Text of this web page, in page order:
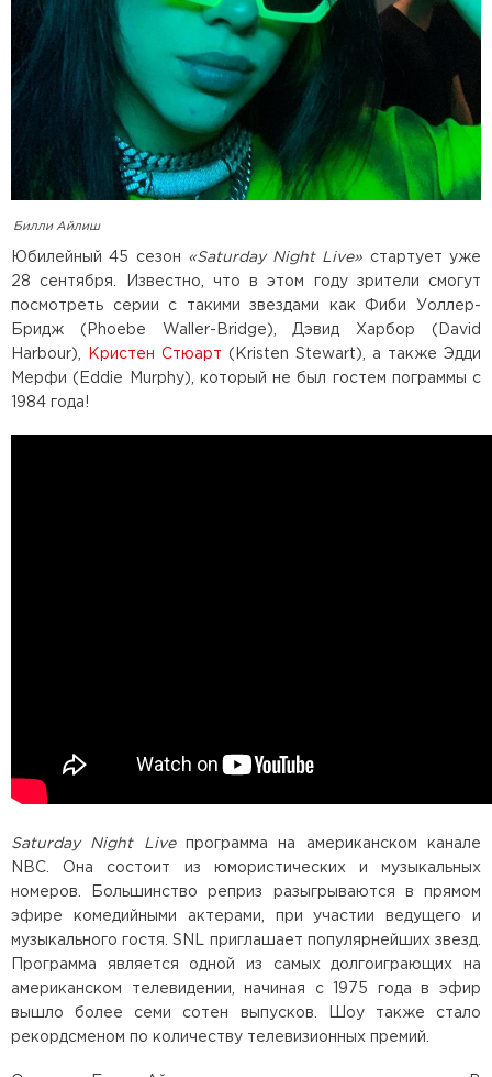
Билли Айлиш
Юбилейный 45 сезон «Saturday Night Live» стартует уже
28 сентября. Известно, что в этом году зрители смогут
посмотреть серии с такими звездами как Фиби Уоллер-
Бридж (Phoebe Waller-Bridge), Дэвид Харбор (David
Harbour),
Кристен Стюарт (Kristen Stewart), а также Эдди
Мерфи (Eddie Murphy), который не был гостем пограммы с
1984 года!
Saturday Night Liveпрограмма на американском канале
NBC. Она состоит из юмористических и музыкальных
номеров. Большинство реприз разыгрываются в прямом
эфире комедийными актерами, при участии ведущего и
музыкального гостя. SNL приглашает популярнейших звезд.
Программа является одной из самых долгоиграющих на
американском телевидении, начиная с 1975 года в эфир
вышло более семи сотен выпусков. Шоу также стало
рекордсменом по количеству телевизионных премий.